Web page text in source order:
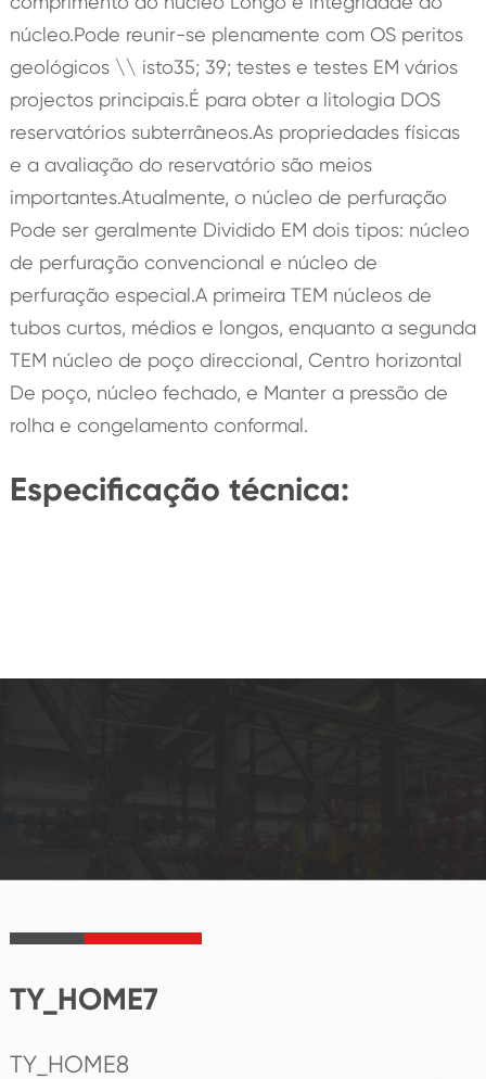
núcleo.Pode reunir-se plenamente com OS peritos
geológicos \\ isto35; 39; testes e testes EM vários
projectos principais.É para obter a litologia DOS
reservatórios subterrâneos.As propriedades físicas
e a avaliação do reservatório são meios
importantes.Atualmente, o núcleo de perfuração
Pode ser geralmente Dividido EM dois tipos: núcleo
de perfuração convencional e núcleo de
perfuração especial.A primeira TEM núcleos de
tubos curtos, médios e longos, enquanto a segunda
TEM núcleo de poço direccional, Centro horizontal
De poço, núcleo fechado, e Manter a pressão de
rolha e congelamento conformal.
Especificação técnica:
TY_HOME7
TY_HOME8